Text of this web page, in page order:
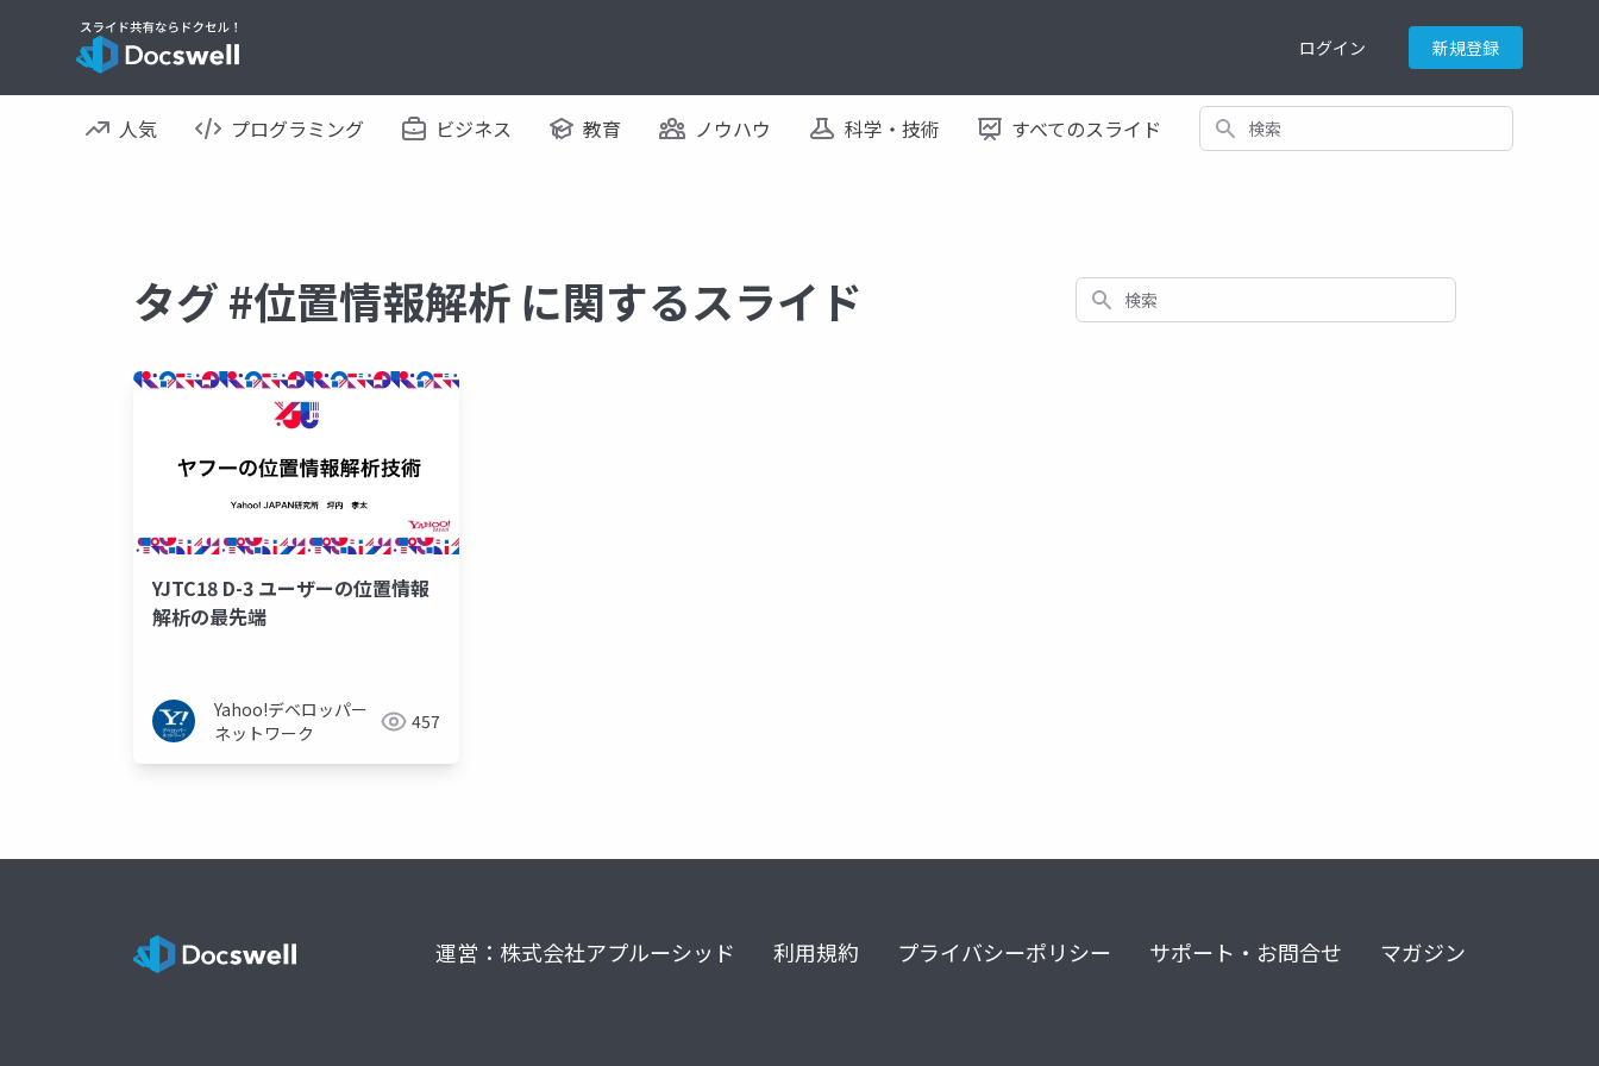
ログイン 新規登録
人気 プログラミング ビジネス 教育 ノウハウ 科学・技術 すべてのスライド 検索
タグ #位置情報解析 に関するスライド 検索
YJTC18 D-3 ユーザーの位置情報
解析の最先端
Yahoo!デベロッパー
ネットワーク
457
運営：株式会社アプルーシッド 利用規約 プライバシーポリシー サポート・お問合せ マガジン